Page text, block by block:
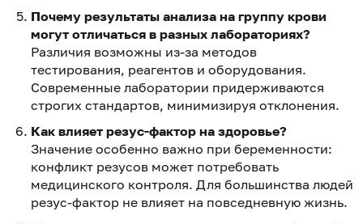
Почему результаты анализа на группу крови
могут отличаться в разных лабораториях?
Различия возможны из-за методов
тестирования, реагентов и оборудования.
Современные лаборатории придерживаются
строгих стандартов, минимизируя отклонения.
Как влияет резус-фактор на здоровье?
Значение особенно важно при беременности:
конфликт резусов может потребовать
медицинского контроля. Для большинства людей
резус-фактор не влияет на повседневную жизнь.